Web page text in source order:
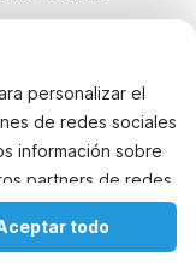
personalizar el
de redes sociales
información sobre
partners de redes
pueden
proporcionado
todo
vacaciones
vacaciones
rusinowo
kolczewko
pobierowo
Costa-baltica
Cuenta